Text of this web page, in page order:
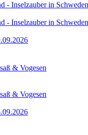
- Inselzauber in Schweden
- Inselzauber in Schweden
& Vogesen
& Vogesen